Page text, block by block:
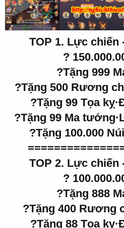
TOP 1. Lực
?
?Tặng 999
?Tặng 500 Rương
?Tặng 99 Tọa
?Tặng 99 Ma
?Tặng 100.000
TOP 2. Lực
?
?Tặng 888
?Tặng 400 Rương
?Tặng 88 Tọa